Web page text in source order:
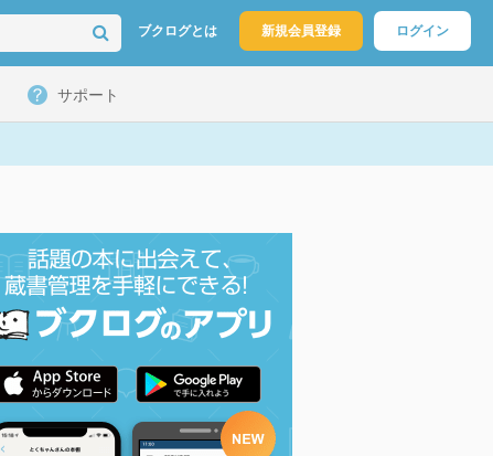
ブクログとは 新規会員登録 ログイン
サポート